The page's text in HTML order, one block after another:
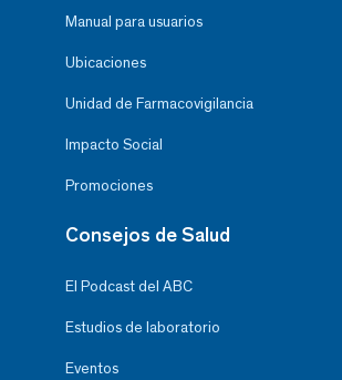
Manual para usuarios
Ubicaciones
Unidad de Farmacovigilancia
Impacto Social
Promociones
Consejos de Salud
El Podcast del ABC
Estudios de laboratorio
Eventos